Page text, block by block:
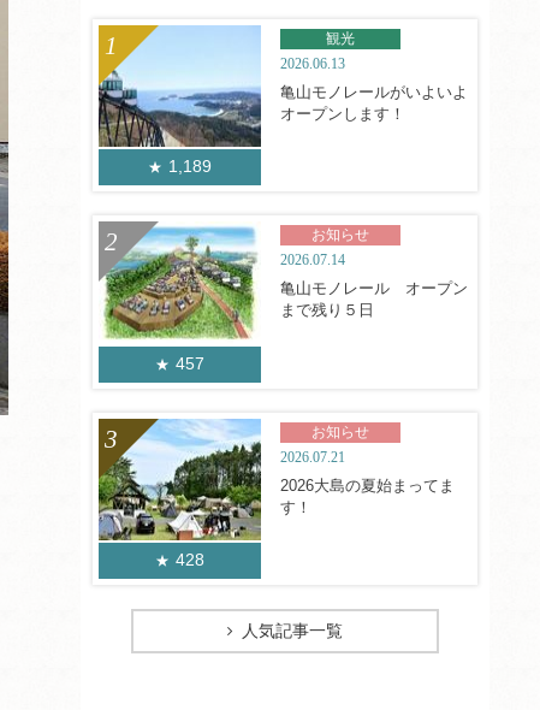
1,189
観光
2026.06.13
亀山モノレールがいよいよ
オープンします！
457
お知らせ
2026.07.14
亀山モノレール オープン
まで残り５日
428
お知らせ
2026.07.21
2026大島の夏始まってま
す！
人気記事一覧